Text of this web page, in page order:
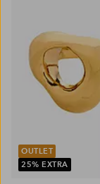
OUTLET
25% EXTRA